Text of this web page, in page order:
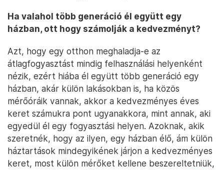
Ha valahol több generáció él együtt egy
házban, ott hogy számolják a kedvezményt?
Azt, hogy egy otthon meghaladja-e az
átlagfogyasztást mindig felhasználási helyenként
nézik, ezért hiába él együtt több generáció egy
házban, akár külön lakásokban is, ha közös
mérőóráik vannak, akkor a kedvezményes éves
keret számukra pont ugyanakkora, mint annak, aki
egyedül él egy fogyasztási helyen. Azoknak, akik
szeretnék, hogy az ilyen, egy házban élő, ám külön
háztartások mindegyikének járjon a kedvezményes
keret, most külön mérőket kellene beszereltetniük,